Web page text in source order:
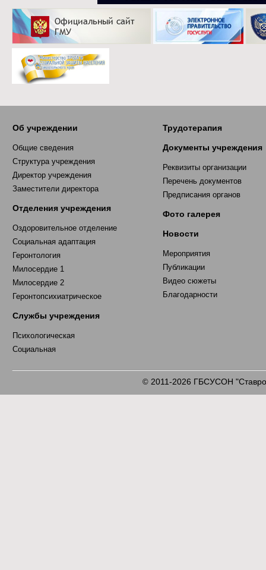
Об учреждении
Общие сведения
Структура учреждения
Директор учреждения
Заместители директора
Отделения учреждения
Оздоровительное отделение
Социальная адаптация
Геронтология
Милосердие 1
Милосердие 2
Геронтопсихиатрическое
Службы учреждения
Психологическая
Социальная
Трудотерапия
Документы учреждения
Реквизиты организации
Перечень документов
Предписания органов
Фото галерея
Новости
Мероприятия
Публикации
Видео сюжеты
Благодарности
©2011-2026 ГБСУСОН